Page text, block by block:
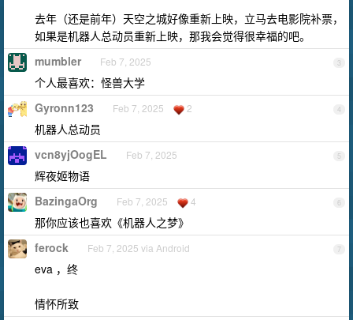
去年（还是前年）天空之城好像重新上映，立马去电影院补票，
如果是机器人总动员重新上映，那我会觉得很幸福的吧。
3
mumbler Feb 7, 2025
个人最喜欢：怪兽大学
4
Gyronn123 Feb 7, 2025 2
机器人总动员
5
vcn8yjOogEL Feb 7, 2025
辉夜姬物语
6
BazingaOrg Feb 7, 2025 4
那你应该也喜欢《机器人之梦》
7
ferock Feb 7, 2025 via Android
eva ，终
情怀所致